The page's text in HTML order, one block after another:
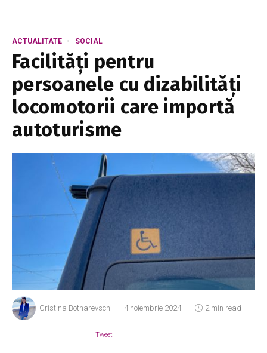
ACTUALITATE SOCIAL
Facilități pentru
persoanele cu dizabilități
locomotorii care importă
autoturisme
Cristina Botnarevschi 4 noiembrie 2024 2 min read
Tweet